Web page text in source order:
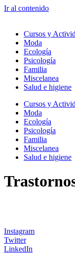
Ir al contenido
Cursos y
Moda
Ecología
Psicología
Familia
Miscelanea
Salud e higiene
Cursos y
Moda
Ecología
Psicología
Familia
Miscelanea
Salud e higiene
Instagram
Twitter
LinkedIn